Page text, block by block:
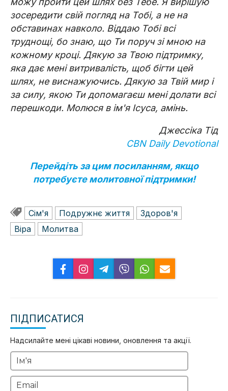
зосередити свій погляд на Тобі, а не на
обставинах навколо. Віддаю Тобі всі
труднощі, бо знаю, що Ти поруч зі мною на
кожному кроці. Дякую за Твою підтримку,
яка дає мені витривалість, щоб бігти цей
шлях, не виснажуючись. Дякую за Твій мир і
за силу, якою Ти допомагаєш мені долати всі
перешкоди. Молюся в ім'я Ісуса, амінь.
Джессіка Тід
CBN Daily Devotional
Перейдіть за цим посиланням, якщо
потребуєте молитовної підтримки!
Сім'я Подружнє життя
Здоров'я
Віра
Молитва
ПІДПИСАТИСЯ
Надсилайте мені цікаві новини, оновлення та акції.
Ім'я
Email